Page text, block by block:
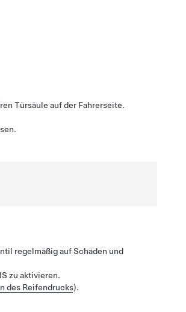
Türsäule auf der Fahrerseite.
regelmäßig auf Schäden und
zu aktivieren.
des Reifendrucks).